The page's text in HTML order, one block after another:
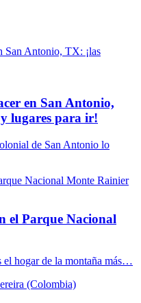
en San Antonio,
lugares para ir!
de San Antonio lo
el Parque Nacional
hogar de la montaña más…